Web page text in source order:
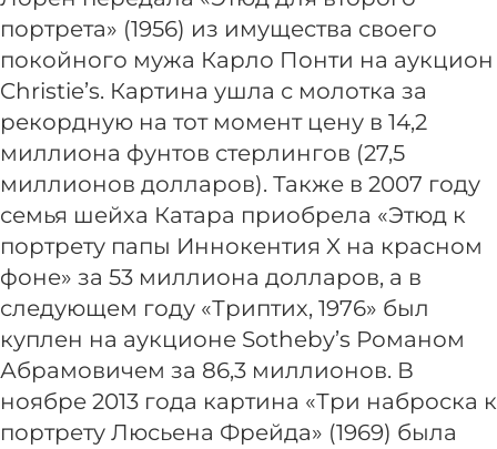
портрета» (1956) из имущества своего
покойного мужа Карло Понти на аукцион
Christie’s. Картина ушла с молотка за
рекордную на тот момент цену в 14,2
миллиона фунтов стерлингов (27,5
миллионов долларов). Также в 2007 году
семья шейха Катара приобрела «Этюд к
портрету папы Иннокентия X на красном
фоне» за 53 миллиона долларов, а в
следующем году «Триптих, 1976» был
куплен на аукционе Sotheby’s Романом
Абрамовичем за 86,3 миллионов. В
ноябре 2013 года картина «Три наброска к
портрету Люсьена Фрейда» (1969) была